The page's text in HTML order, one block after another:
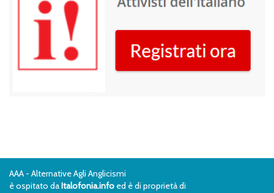
AAA - Alternative Agli Anglicismi
è ospitato daItalofonia.info ed è di proprietà di